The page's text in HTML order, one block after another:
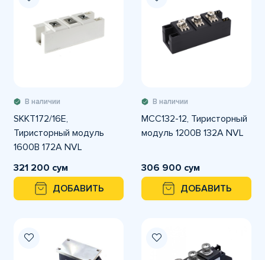
В наличии
SKKT172/16E,
Тиристорный модуль
1600В 172А NVL
321 200 сум
ДОБАВИТЬ
В наличии
MCC132-12, Тиристорный
модуль 1200В 132А NVL
306 900 сум
ДОБАВИТЬ